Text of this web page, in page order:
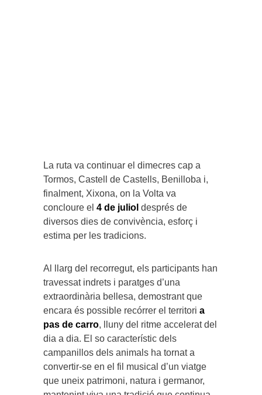
La ruta va continuar el dimecres cap a
Tormos, Castell de Castells, Benilloba i,
finalment, Xixona, on la Volta va
concloure el 4 de juliol després de
diversos dies de convivència, esforç i
estima per les tradicions.
Al llarg del recorregut, els participants han
travessat indrets i paratges d’una
extraordinària bellesa, demostrant que
encara és possible recórrer el territori a
pas de carro, lluny del ritme accelerat del
dia a dia. El so característic dels
campanillos dels animals ha tornat a
convertir-se en el fil musical d’un viatge
que uneix patrimoni, natura i germanor,